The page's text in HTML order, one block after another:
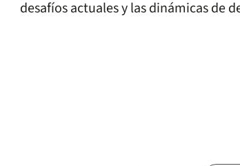
desafíos actuales y las dinámicas de